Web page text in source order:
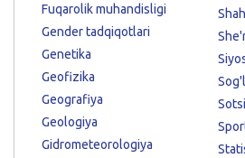
Fuqarolik muhandisligi
Gender tadqiqotlari
Genetika
Geofizika
Geografiya
Geologiya
Gidrometeorologiya